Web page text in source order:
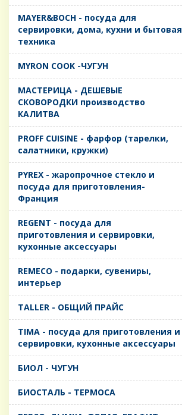
MAYER&BOCH - посуда для
сервировки, дома, кухни и бытовая
техника
MYRON COOK -ЧУГУН
MАСТЕРИЦА - ДЕШЕВЫЕ
СКОВОРОДКИ производство
КАЛИТВА
PROFF CUISINE - фарфор (тарелки,
салатники, кружки)
PYREX - жаропрочное стекло и
посуда для приготовления-
Франция
REGENT - посуда для
приготовления и сервировки,
кухонные аксессуары
REMECO - подарки, сувениры,
интерьер
TALLER - ОБЩИЙ ПРАЙС
TIMA - посуда для приготовления и
сервировки, кухонные аксессуары
БИОЛ - ЧУГУН
БИОСТАЛЬ - ТЕРМОСА